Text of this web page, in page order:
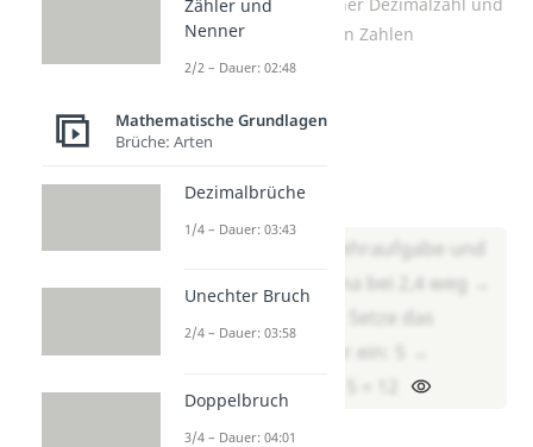
natürlichen Zahlen
Berechne selbst:
2,4 · ___ = 12
Bilde die Umkehraufgabe und
lass das Komma bei 2,4 weg →
12 : 24 = 0,5 → Setze das
Komma wieder ein: 5 →
___ · 5 = 4,5
Zähler und
Nenner
2/2 – Dauer: 02:48
Mathematische Grundlagen
Brüche: Arten
Dezimalbrüche
1/4 – Dauer: 03:43
Unechter Bruch
2/4 – Dauer: 03:58
Doppelbruch
3/4 – Dauer: 04:01